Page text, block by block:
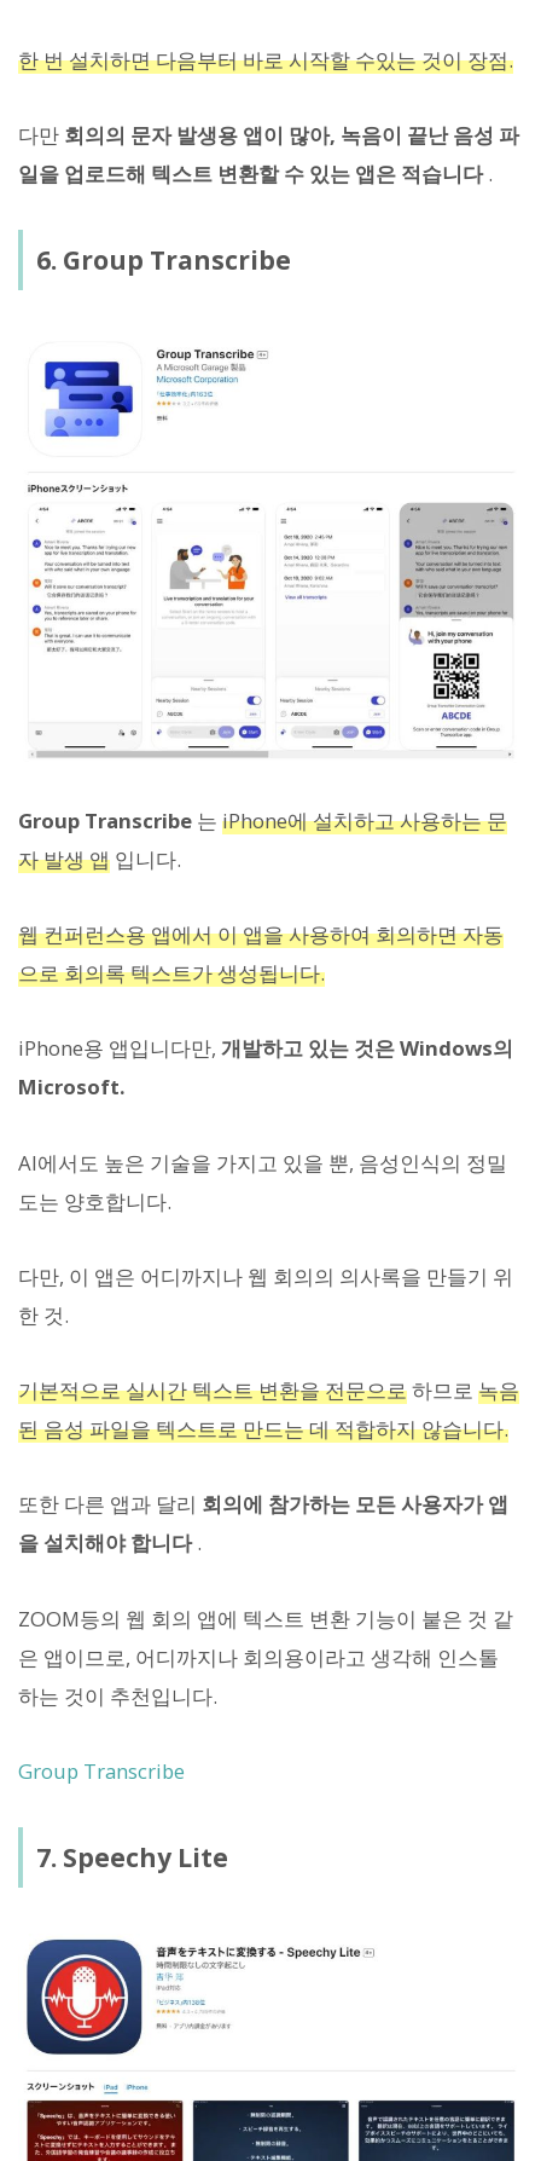
한 번 설치하면 다음부터 바로 시작할 수있는 것이 장점.
다만 회의의 문자 발생용 앱이 많아, 녹음이 끝난 음성 파
일을 업로드해 텍스트 변환할 수 있는 앱은 적습니다.
6. Group Transcribe
Group Transcribe 는 iPhone에 설치하고 사용하는 문
자 발생 앱 입니다.
웹 컨퍼런스용 앱에서 이 앱을 사용하여 회의하면 자동
으로 회의록 텍스트가 생성됩니다.
iPhone용 앱입니다만, 개발하고 있는 것은 Windows의
Microsoft.
AI에서도 높은 기술을 가지고 있을 뿐, 음성인식의 정밀
도는 양호합니다.
다만, 이 앱은 어디까지나 웹 회의의 의사록을 만들기 위
한 것.
기본적으로 실시간 텍스트 변환을 전문으로하므로 녹음
된 음성 파일을 텍스트로 만드는 데 적합하지 않습니다.
또한 다른 앱과 달리 회의에 참가하는 모든 사용자가 앱
을 설치해야 합니다.
ZOOM등의 웹 회의 앱에 텍스트 변환 기능이 붙은 것 같
은 앱이므로, 어디까지나 회의용이라고 생각해 인스톨
하는 것이 추천입니다.
Group Transcribe
7. Speechy Lite